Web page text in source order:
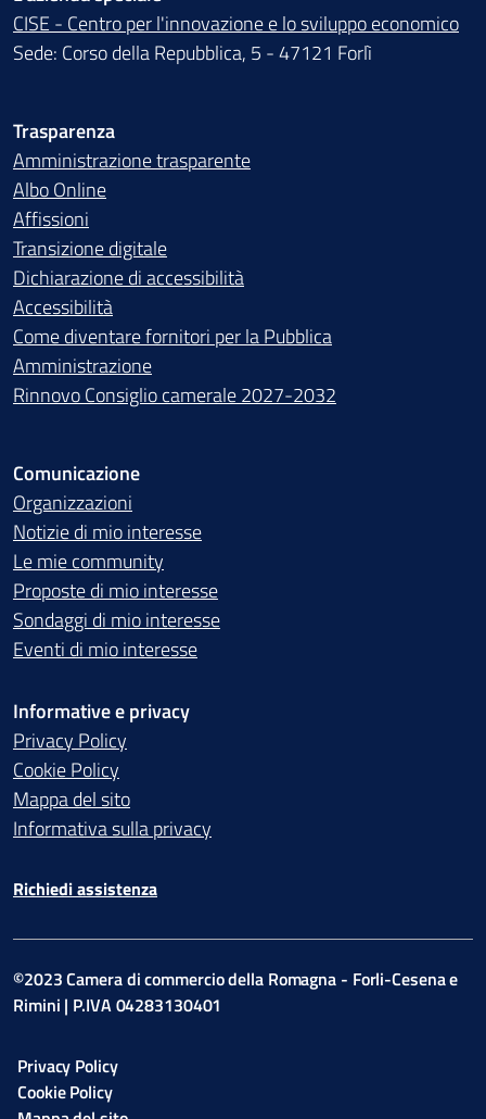
CISE - Centro per l'innovazione e lo sviluppo economico
Sede: Corso della Repubblica, 5 - 47121 Forlì
Trasparenza
Amministrazione trasparente
Albo Online
Affissioni
Transizione digitale
Dichiarazione di accessibilità
Accessibilità
Come diventare fornitori per la Pubblica
Amministrazione
Rinnovo Consiglio camerale 2027-2032
Comunicazione
Organizzazioni
Notizie di mio interesse
Le mie community
Proposte di mio interesse
Sondaggi di mio interesse
Eventi di mio interesse
Informative e privacy
Privacy Policy
Cookie Policy
Mappa del sito
Informativa sulla privacy
Richiedi assistenza
©2023 Camera di commercio della Romagna - Forli-Cesena e
Rimini | P.IVA 04283130401
Privacy Policy
Cookie Policy